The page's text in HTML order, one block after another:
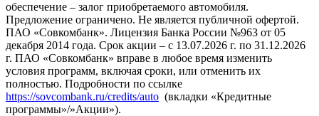
обеспечение – залог приобретаемого автомобиля.
Предложение ограничено. Не является публичной офертой.
ПАО «Совкомбанк». Лицензия Банка России №963 от 05
декабря 2014 года. Срок акции – с 13.07.2026 г. по 31.12.2026
г. ПАО «Совкомбанк» вправе в любое время изменить
условия программ, включая сроки, или отменить их
полностью. Подробности по ссылке
https://sovcombank.ru/credits/auto (вкладки «Кредитные
программы»/»Акции»).